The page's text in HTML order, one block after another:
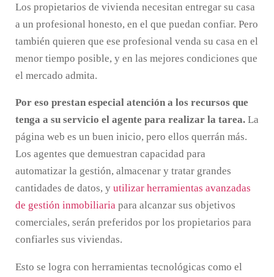
Los propietarios de vivienda necesitan entregar su casa
a un profesional honesto, en el que puedan confiar. Pero
también quieren que ese profesional venda su casa en el
menor tiempo posible, y en las mejores condiciones que
el mercado admita.
Por eso prestan especial atención a los recursos que
tenga a su servicio el agente para realizar la tarea. La
página web es un buen inicio, pero ellos querrán más.
Los agentes que demuestran capacidad para
automatizar la gestión, almacenar y tratar grandes
cantidades de datos, y utilizar herramientas avanzadas
de gestión inmobiliaria para alcanzar sus objetivos
comerciales, serán preferidos por los propietarios para
confiarles sus viviendas.
Esto se logra con herramientas tecnológicas como el